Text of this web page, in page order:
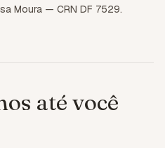
Moura — CRN DF 7529.
até você